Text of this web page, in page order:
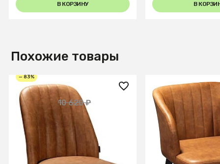
В КОРЗИНУ В
Похожие товары
— 83%
1 800 ₽
10 620 ₽
Стул Loft Браун
СООБЩИТЬ О ПОСТУПЛЕНИИ
Временно отсутствует
1 800 ₽
Полукресло
СООБЩИТЬ О
Временно